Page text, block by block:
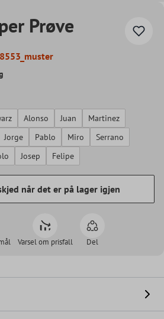
Prøve
Alonso Juan
Martinez
Jorge Pablo Miro
Serrano
Josep Felipe
når det er på lager igjen
Varsel om prisfall Del